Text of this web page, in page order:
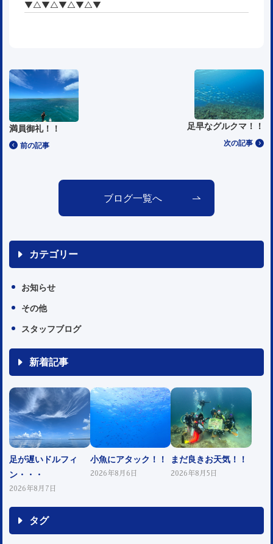
▼△▼△▼△▼△▼
前の記事
満員御礼！！
次の記事
足早なグルクマ！！
ブログ一覧へ
カテゴリー
お知らせ
その他
スタッフブログ
新着記事
足が遅いドルフィ
ン・・・
2026年8月7日
小魚にアタック！！
2026年8月6日
まだ良きお天気！！
2026年8月5日
タグ